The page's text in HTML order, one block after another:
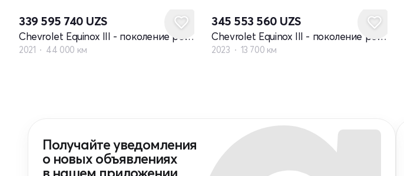
339 595 740 UZS
Chevrolet Equinox III - поколение рестайлинг
2021 44 000 км
345 553 560 UZS
Chevrolet Equinox III - поколение рестайлинг
2023 13 700 км
Получайте уведомления
о новых объявлениях